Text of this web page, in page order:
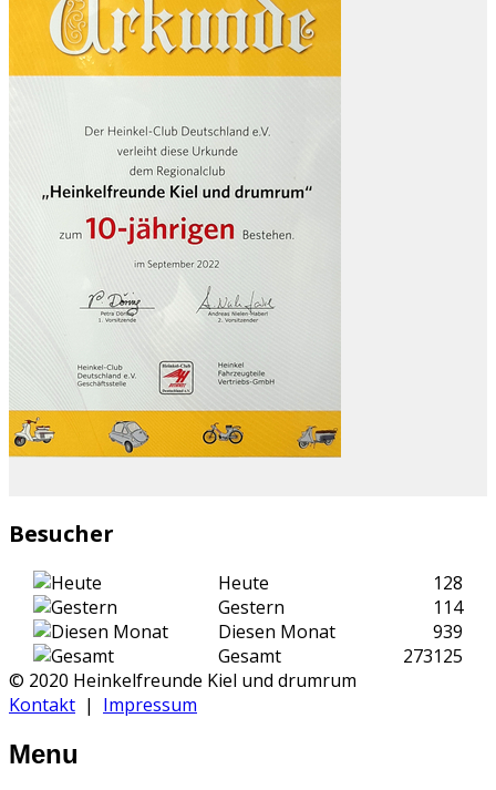
Besucher
Heute
128
Gestern
114
Diesen Monat
939
Gesamt
273125
© 2020 Heinkelfreunde Kiel und drumrum
Kontakt | Impressum
Menu